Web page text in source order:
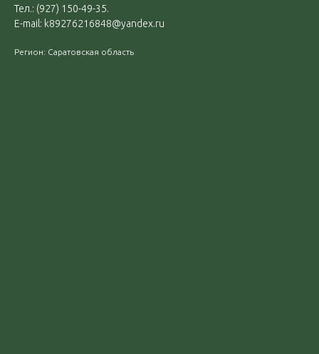
Тел.: (927) 150-49-35.
E-mail: k89276216848@yandex.ru
Регион: Саратовская область